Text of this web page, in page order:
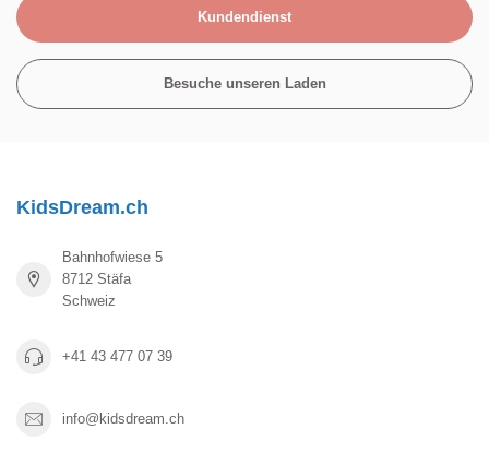
Kundendienst
Besuche unseren Laden
KidsDream.ch
Bahnhofwiese 5
8712 Stäfa
Schweiz
+41 43 477 07 39
info@kidsdream.ch